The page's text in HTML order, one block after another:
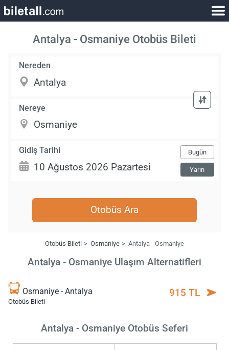
Antalya - Osmaniye Otobüs Bileti
Nereden
Nereye
Gidiş Tarihi Bugün
Yarın
Otobüs Ara
Otobüs Bileti Osmaniye Antalya - Osmaniye
Antalya - Osmaniye Ulaşım Alternatifleri
Osmaniye - Antalya
Otobüs Bileti
915 TL
Antalya - Osmaniye Otobüs Seferi